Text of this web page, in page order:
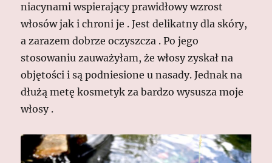
niacynami wspierający prawidłowy wzrost
włosów jak i chroni je . Jest delikatny dla skóry,
a zarazem dobrze oczyszcza . Po jego
stosowaniu zauważyłam, że włosy zyskał na
objętości i są podniesione u nasady. Jednak na
dłużą metę kosmetyk za bardzo wysusza moje
włosy .